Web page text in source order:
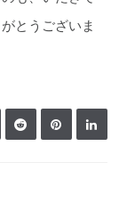
とうございま